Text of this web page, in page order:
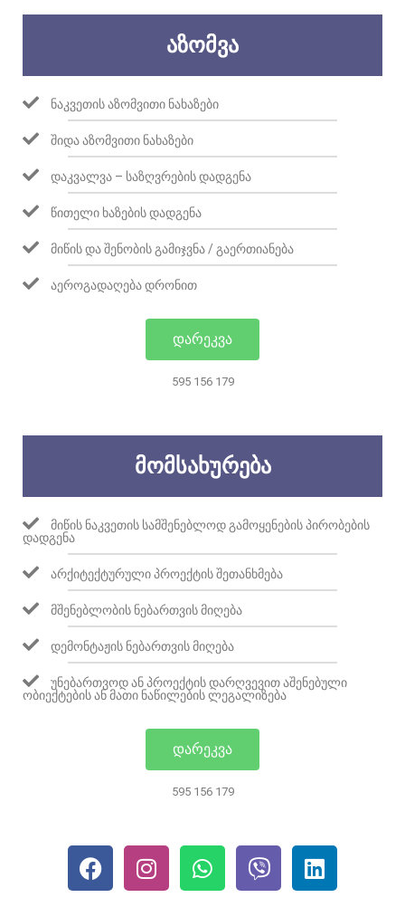
ᲐᲖᲝᲛᲕᲐ
ᲜᲐᲙᲕᲔᲗᲘᲡ ᲐᲖᲝᲛᲕᲘᲗᲘ ᲜᲐᲮᲐᲖᲔᲑᲘ
ᲨᲘᲓᲐ ᲐᲖᲝᲛᲕᲘᲗᲘ ᲜᲐᲮᲐᲖᲔᲑᲘ
ᲓᲐᲙᲕᲐᲚᲕᲐ – ᲡᲐᲖᲦᲕᲠᲔᲑᲘᲡ ᲓᲐᲓᲒᲔᲜᲐ
ᲬᲘᲗᲔᲚᲘ ᲮᲐᲖᲔᲑᲘᲡ ᲓᲐᲓᲒᲔᲜᲐ
ᲛᲘᲬᲘᲡ ᲓᲐ ᲨᲔᲜᲝᲑᲘᲡ ᲒᲐᲛᲘᲯᲕᲜᲐ / ᲒᲐᲔᲠᲗᲘᲐᲜᲔᲑᲐ
ᲐᲔᲠᲝᲒᲐᲓᲐᲦᲔᲑᲐ ᲓᲠᲝᲜᲘᲗ
ᲓᲐᲠᲔᲙᲕᲐ
595 156 179
ᲛᲝᲛᲡᲐᲮᲣᲠᲔᲑᲐ
ᲛᲘᲬᲘᲡ ᲜᲐᲙᲕᲔᲗᲘᲡ ᲡᲐᲛᲨᲔᲜᲔᲑᲚᲝᲓ ᲒᲐᲛᲝᲧᲔᲜᲔᲑᲘᲡ ᲞᲘᲠᲝᲑᲔᲑᲘᲡ
ᲓᲐᲓᲒᲔᲜᲐ
ᲐᲠᲥᲘᲢᲔᲥᲢᲣᲠᲣᲚᲘ ᲞᲠᲝᲔᲥᲢᲘᲡ ᲨᲔᲗᲐᲜᲮᲛᲔᲑᲐ
ᲛᲨᲔᲜᲔᲑᲚᲝᲑᲘᲡ ᲜᲔᲑᲐᲠᲗᲕᲘᲡ ᲛᲘᲦᲔᲑᲐ
ᲓᲔᲛᲝᲜᲢᲐᲟᲘᲡ ᲜᲔᲑᲐᲠᲗᲕᲘᲡ ᲛᲘᲦᲔᲑᲐ
ᲣᲜᲔᲑᲐᲠᲗᲕᲝᲓ ᲐᲜ ᲞᲠᲝᲔᲥᲢᲘᲡ ᲓᲐᲠᲦᲕᲔᲕᲘᲗ ᲐᲨᲔᲜᲔᲑᲣᲚᲘ
ᲝᲑᲘᲔᲥᲢᲔᲑᲘᲡ ᲐᲜ ᲛᲐᲗᲘ ᲜᲐᲬᲘᲚᲔᲑᲘᲡ ᲚᲔᲒᲐᲚᲘᲖᲔᲑᲐ
ᲓᲐᲠᲔᲙᲕᲐ
595 156 179